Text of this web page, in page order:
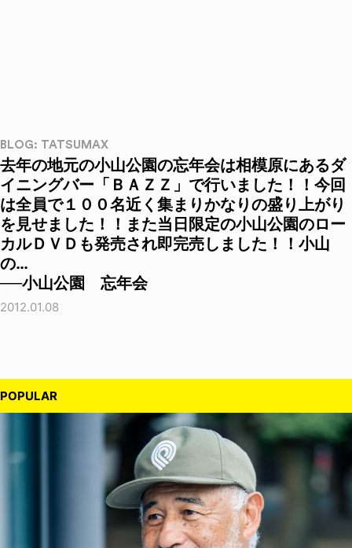
BLOG: TATSUMAX
去年の地元の小山公園の忘年会は相模原にあるダ
イニングバー「ＢＡＺＺ」で行いました！！今回
は全員で１００名近く集まりかなりの盛り上がり
を見せました！！また当日限定の小山公園のロー
カルＤＶＤも発売され即完売しました！！小山
の…
──小山公園 忘年会
2012.01.08
POPULAR